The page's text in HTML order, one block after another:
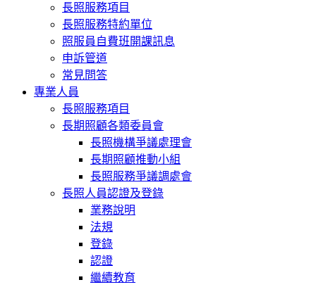
長照服務項目
長照服務特約單位
照服員自費班開課訊息
申訴管道
常見問答
專業人員
長照服務項目
長期照顧各類委員會
長照機構爭議處理會
長期照顧推動小組
長照服務爭議調處會
長照人員認證及登錄
業務說明
法規
登錄
認證
繼續教育